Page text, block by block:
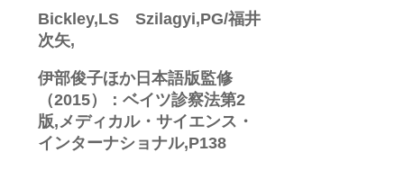
Bickley,LS Szilagyi,PG/福井
次矢,
伊部俊子ほか日本語版監修
（2015）：ベイツ診察法第2
版,メディカル・サイエンス・
インターナショナル,P138